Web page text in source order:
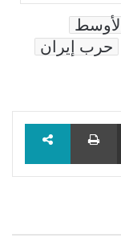
حرب إيران
مشاركة عبر البريد طباعة